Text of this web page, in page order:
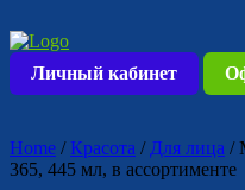
to
content
Личный кабинет
Home /Красота / Для лица /
365, 445 мл, в ассортименте